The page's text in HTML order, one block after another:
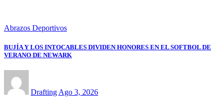
Abrazos Deportivos
BUJÍA Y LOS INTOCABLES DIVIDEN HONORES EN EL SOFTBOL DE
VERANO DE NEWARK
Drafting Ago 3, 2026